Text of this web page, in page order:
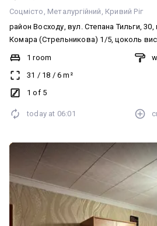
Соцмісто Металургійний Кривий Ріг
район Восходу, вул. Степана Тильги,
Комара (Стрельникова) 1/5, цоколь високий, не кутова. Замінено
вікна, труби, сантехніку, санвузол —
стінка — кахель. Нові міжкімнатні
Залишаються всі меблі та техніка.
Є всі лічильники. Документи в порядку. ☎️ 067-251-251-8
1 room
31 / 18 / 6 m²
1 of 5
today at 06:01